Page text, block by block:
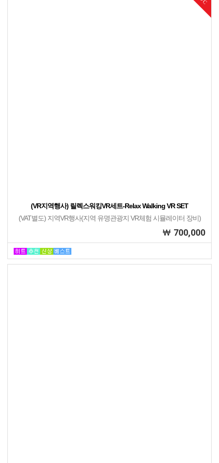
(VR지역행사) 릴렉스워킹VR세트-Relax Walking VR SET
(VAT별도) 지역VR행사(지역 유명관광지 VR체험 시뮬레이터 장비)
700,000